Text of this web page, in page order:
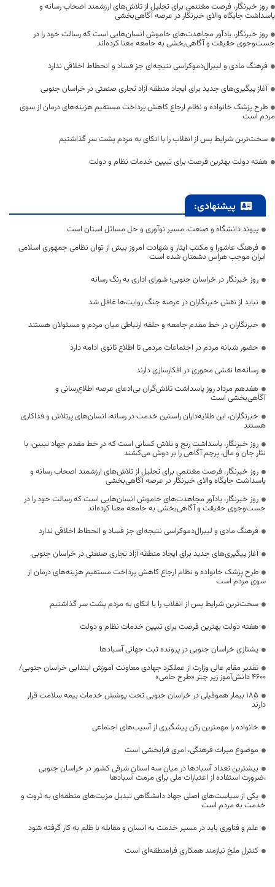
روز خبرنگار، فرصت مغتنمی برای تجلیل از تلاش‌های ارزشمند اصحاب رسانه و
پاسداشت جایگاه والای خبرنگار در عرصه آگاهی‌بخشی
روز خبرنگار، یادآور مجاهدت‌های خاموش انسان‌هایی است که رسالت خود را در
جست‌وجوی حقیقت و آگاهی‌بخشی به جامعه معنا کرده‌اند
فرهنگ مادی و لیبرال‌دموکراسی نتیجه‌ای جز فساد و انحطاط اخلاقی ندارد
آغاز پیگیری‌های جدید برای ایجاد منطقه آزاد تجاری صنعتی در خراسان جنوبی
طرح پزشک خانواده و نظام ارجاع کاهش پرداخت مستقیم هزینه‌های درمان از سوی
مردم است
سخت‌ترین شرایط پس از انقلاب را با اتکای به مردم پشت سر گذاشتیم
هفته دولت بهترین فرصت برای تبیین خدمات نظام و دولت
پیشنهادی:
پیوند دانشگاه و صنعت، مسیر نوآوری و حل مسائل استان است
فرهنگ عاشورا و مکتب ایثار و شهادت امروز بیش از توان نظامی جمهوری اسلامی
ایران موجب هراس دشمنان شده است
روز خبرنگار در خراسان جنوبی؛ شورای اداری به رنگ رسانه
نباید از نقش خبرنگاران در عرصه جنگ روایت‌ها غافل شد
خبرنگاران در خط مقدم جامعه و حلقه ارتباطی میان مردم و مسئولان هستند
حضور شبانه مردم در اجتماعات مردمی تا اطلاع ثانوی ادامه دارد
رسانه‌ها نقشی محوری در افکارسازی دارند
هفدهم مرداد روز پاسداشت تلاش‌گران بی‌ادعای عرصه اطلاع‌رسانی و
آگاهی‌بخشی است
خبرنگاران، این طلایه‌داران راستین خدمت در رسانه، انسان‌های پرتلاش و فداکاری
هستند
روز خبرنگار، پاسداشت رنج و تلاش کسانی است که در خط مقدم جهاد تبیین، با
نثار جان و مال، پرچم آگاهی را بر دوش می‌کشند
روز خبرنگار، فرصت مغتنمی برای تجلیل از تلاش‌های ارزشمند اصحاب رسانه و
پاسداشت جایگاه والای خبرنگار در عرصه آگاهی‌بخشی
روز خبرنگار، یادآور مجاهدت‌های خاموش انسان‌هایی است که رسالت خود را در
جست‌وجوی حقیقت و آگاهی‌بخشی به جامعه معنا کرده‌اند
فرهنگ مادی و لیبرال‌دموکراسی نتیجه‌ای جز فساد و انحطاط اخلاقی ندارد
آغاز پیگیری‌های جدید برای ایجاد منطقه آزاد تجاری صنعتی در خراسان جنوبی
طرح پزشک خانواده و نظام ارجاع کاهش پرداخت مستقیم هزینه‌های درمان از
سوی مردم است
سخت‌ترین شرایط پس از انقلاب را با اتکای به مردم پشت سر گذاشتیم
هفته دولت بهترین فرصت برای تبیین خدمات نظام و دولت
یشتازی خراسان جنوبی در پرونده ثبت جهانی آسبادها
تقدیر مقام عالی وزارت از عملکرد جهادی معاونت آموزش ابتدایی خراسان جنوبی/
۴۶۰۰ دانش‌آموز زیر چتر «طرح حامی»
۱۸۵ بیمار هموفیلی در خراسان جنوبی تحت پوشش خدمات بیمه سلامت قرار
دارند
خانواده را مهمترین رکن پیشگیری از آسیب‌های اجتماعی
موضوع میراث فرهنگی، امری فرابخشی است
بیشترین تعداد آسبادها در میان سه استان شرقی کشور در خراسان جنوبی
،ضرورت استفاده از اعتبارات ملی برای مرمت آسبادها
یکی از سیاست‌های اصلی جهاد دانشگاهی تبدیل مزیت‌های منطقه‌ای به ثروت و
خدمت به مردم است
علم و فناوری باید در مسیر خدمت به انسان و مقابله با ظلم به کار گرفته شود
کنترل ملخ نیازمند همکاری فرامنطقه‌ای است